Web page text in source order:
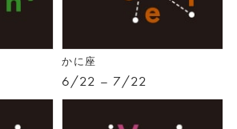
かに座
6/22 – 7/22